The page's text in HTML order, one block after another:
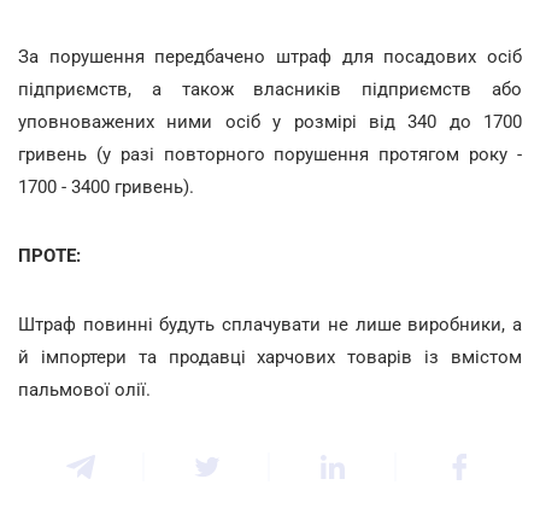
За порушення передбачено штраф для посадових осіб
підприємств, а також власників підприємств або
уповноважених ними осіб у розмірі від 340 до 1700
гривень (у разі повторного порушення протягом року -
1700 - 3400 гривень).
ПРОТЕ:
Штраф повинні будуть сплачувати не лише виробники, а
й імпортери та продавці харчових товарів із вмістом
пальмової олії.